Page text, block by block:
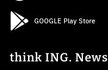
GOOGLE Play Store
think ING.